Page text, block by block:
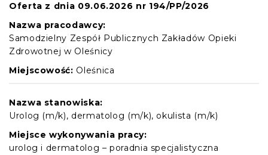
Oferta z dnia 09.06.2026 nr 194/PP/2026
Nazwa pracodawcy:
Samodzielny Zespół Publicznych Zakładów Opieki
Zdrowotnej w Oleśnicy
Miejscowość: Oleśnica
Nazwa stanowiska:
Urolog (m/k), dermatolog (m/k), okulista (m/k)
Miejsce wykonywania pracy:
urolog i dermatolog – poradnia specjalistyczna